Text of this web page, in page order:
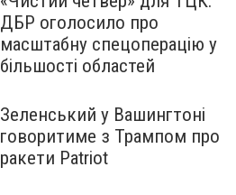
ДБР оголосило про
масштабну спецоперацію у
більшості областей
Зеленський у Вашингтоні
говоритиме з Трампом про
ракети Patriot